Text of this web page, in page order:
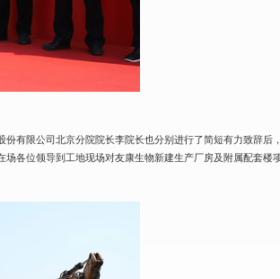
有限公司北京分院院长李院长也分别进行了简短有力致辞后
各位领导到工地现场对友康生物新建生产厂房及附属配套楼